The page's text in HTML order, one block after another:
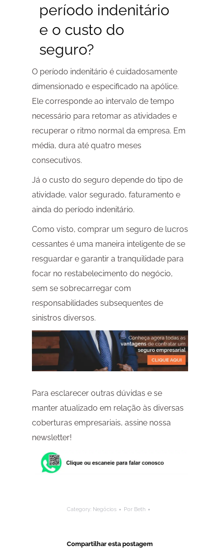
período indenitário
e o custo do
seguro?
O período indenitário é cuidadosamente
dimensionado e especificado na apólice.
Ele corresponde ao intervalo de tempo
necessário para retomar as atividades e
recuperar o ritmo normal da empresa. Em
média, dura até quatro meses
consecutivos.
Já o custo do seguro depende do tipo de
atividade, valor segurado, faturamento e
ainda do período indenitário.
Como visto, comprar um seguro de lucros
cessantes é uma maneira inteligente de se
resguardar e garantir a tranquilidade para
focar no restabelecimento do negócio,
sem se sobrecarregar com
responsabilidades subsequentes de
sinistros diversos.
Para esclarecer outras dúvidas e se
manter atualizado em relação às diversas
coberturas empresariais, assine nossa
newsletter!
Category: Negócios Por Beth
Compartilhar esta postagem